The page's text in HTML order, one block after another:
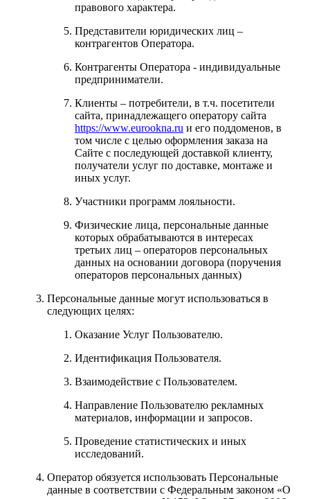
правового характера.
Представители юридических лиц –
контрагентов Оператора.
Контрагенты Оператора - индивидуальные
предприниматели.
Клиенты – потребители, в т.ч. посетители
сайта, принадлежащего оператору сайта
https://www.eurookna.ru и его поддоменов, в
том числе с целью оформления заказа на
Сайте с последующей доставкой клиенту,
получатели услуг по доставке, монтаже и
иных услуг.
Участники программ лояльности.
Физические лица, персональные данные
которых обрабатываются в интересах
третьих лиц – операторов персональных
данных на основании договора (поручения
операторов персональных данных)
Персональные данные могут использоваться в
следующих целях:
Оказание Услуг Пользователю.
Идентификация Пользователя.
Взаимодействие с Пользователем.
Направление Пользователю рекламных
материалов, информации и запросов.
Проведение статистических и иных
исследований.
Оператор обязуется использовать Персональные
данные в соответствии с Федеральным законом «О